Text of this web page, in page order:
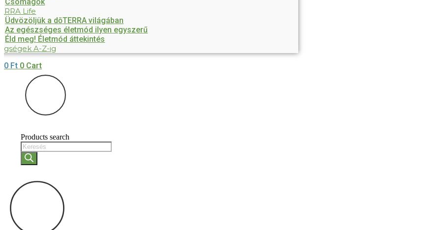
Csomagok
Life
Üdvözöljük a dōTERRA világában
Az egészséges életmód ilyen egyszerű
Éld meg! Életmód áttekintés
A-Z-ig
0 Ft 0 Cart
Products search